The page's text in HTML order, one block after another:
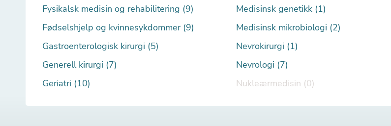
Fysikalsk medisin og rehabilitering (9)
Fødselshjelp og kvinnesykdommer (9)
Gastroenterologisk kirurgi (5)
Generell kirurgi (7)
Geriatri (10)
Medisinsk genetikk (1)
Medisinsk mikrobiologi (2)
Nevrokirurgi (1)
Nevrologi (7)
Nukleærmedisin (0)